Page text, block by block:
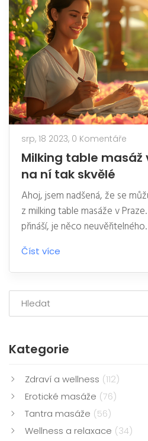
srp, 18 2023, 0 Komentáře
Milking table masáž
na ní tak skvělé
Ahoj, jsem nadšená, že se
z milking table masáže v
přináší, je něco
stresu a chcete zažít něco
masáž. Garantuji vám, že vás
milking table skvělá!
Číst více
Kategorie
Zdraví a wellness (112)
Erotické masáže (76)
Tantra masáže (56)
Wellness a relaxace (34)